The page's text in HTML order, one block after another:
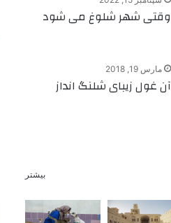
وقتی شهر شلوغ می شود
مارس 19, 2018
آن غول زیبای شلنگ انداز
بیشتر